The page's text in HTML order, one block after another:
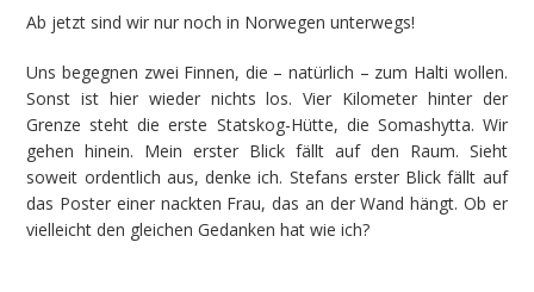
Ab jetzt sind wir nur noch in Norwegen unterwegs!
Uns begegnen zwei Finnen, die – natürlich – zum Halti wollen.
Sonst ist hier wieder nichts los. Vier Kilometer hinter der
Grenze steht die erste Statskog-Hütte, die Somashytta. Wir
gehen hinein. Mein erster Blick fällt auf den Raum. Sieht
soweit ordentlich aus, denke ich. Stefans erster Blick fällt auf
das Poster einer nackten Frau, das an der Wand hängt. Ob er
vielleicht den gleichen Gedanken hat wie ich?